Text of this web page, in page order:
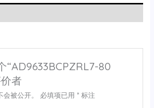
“AD9633BCPZRL7-80
者
被公开。 必填项已用 *标注